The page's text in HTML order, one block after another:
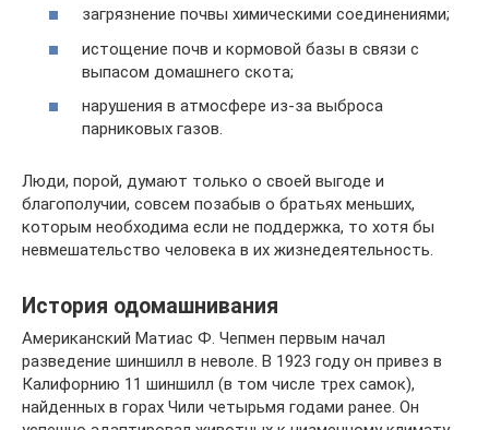
загрязнение почвы химическими соединениями;
истощение почв и кормовой базы в связи с
выпасом домашнего скота;
нарушения в атмосфере из-за выброса
парниковых газов.
Люди, порой, думают только о своей выгоде и
благополучии, совсем позабыв о братьях меньших,
которым необходима если не поддержка, то хотя бы
невмешательство человека в их жизнедеятельность.
История одомашнивания
Американский Матиас Ф. Чепмен первым начал
разведение шиншилл в неволе. В 1923 году он привез в
Калифорнию 11 шиншилл (в том числе трех самок),
найденных в горах Чили четырьмя годами ранее. Он